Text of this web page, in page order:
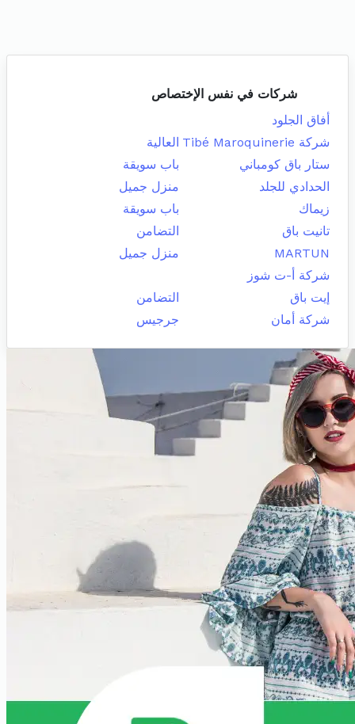
شركات في نفس الإختصاص
أفاق الجلود
شركة Tibé Maroquinerie
العالية
ستار باق كومباني
باب سويقة
الحدادي للجلد
منزل جميل
زيماك
باب سويقة
تانيت باق
التضامن
MARTUN
منزل جميل
شركة أ-ت شوز
إيت باق
التضامن
شركة أمان
جرجيس